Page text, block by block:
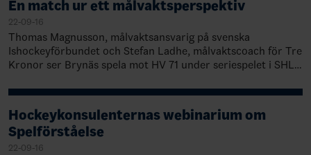
En match ur ett målvaktsperspektiv
22-09-16
Thomas Magnusson, målvaktsansvarig på svenska
Ishockeyförbundet och Stefan Ladhe, målvaktscoach för Tre
Kronor ser Brynäs spela mot HV 71 under seriespelet i SHL
Hockeykonsulenternas webinarium om
Spelförståelse
22-09-16